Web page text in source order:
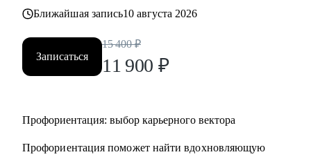
Кому могу помочь:
направлений:
• продажи, сопровождение продаж
• административный персонал
• организация мероприятий
• закупки, тендеры
Ближайшая запись10 августа 2026
Записаться
15 400 ₽
11 900 ₽
Профориентация: выбор карьерного вектора
Профориентация поможет найти вдохновляющую